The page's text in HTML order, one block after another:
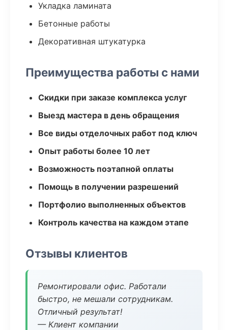
Укладка ламината
Бетонные работы
Декоративная штукатурка
Преимущества работы с нами
Скидки при заказе комплекса услуг
Выезд мастера в день обращения
Все виды отделочных работ под ключ
Опыт работы более 10 лет
Возможность поэтапной оплаты
Помощь в получении разрешений
Портфолио выполненных объектов
Контроль качества на каждом этапе
Отзывы клиентов
Ремонтировали офис. Работали
быстро, не мешали сотрудникам.
Отличный результат!
— Клиент компании